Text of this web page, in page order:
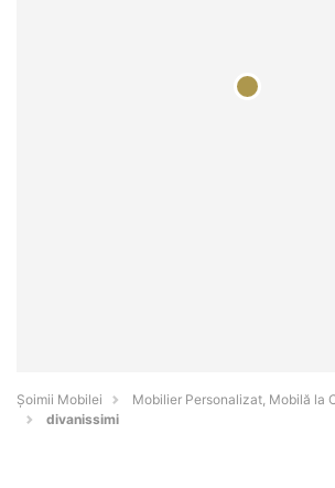
Șoimii Mobilei
Mobilier Personalizat, Mobilă la
divanissimi